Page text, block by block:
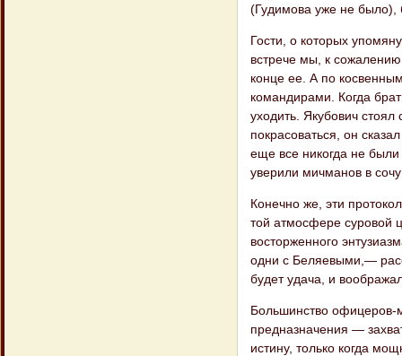
(Гудимова уже не было),
Гости, о которых
встрече мы, к
конце ее. А по
командирами. Когда
уходить. Якубович
покрасоваться, он
еще все никогда не
уверили мичманов в
Конечно же, эти
той атмо​сфере суровой
восторженного
одни с Беляевыми,—
будет удача, и
Большинство офицеров-
предназначе​ния —
истину, только когда